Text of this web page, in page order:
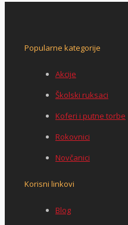
Popularne kategorije
Akcije
Školski ruksaci
Koferi i putne torbe
Rokovnici
Novčanici
Korisni linkovi
Blog